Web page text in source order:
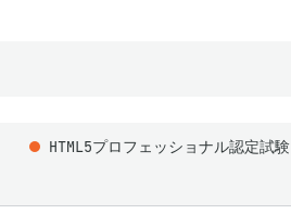
HTML5プロフェッショナル認定試験